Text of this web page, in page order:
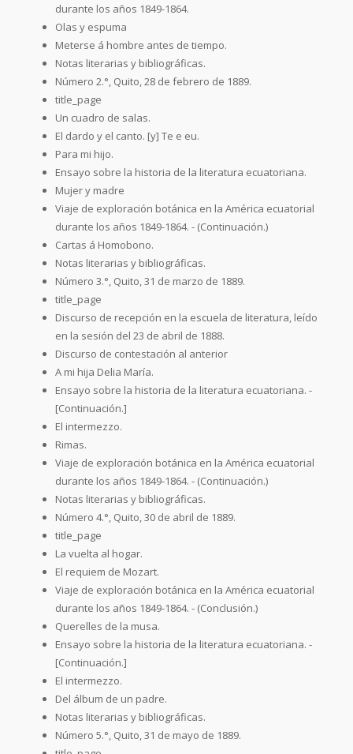
durante los años 1849-1864.
Olas y espuma
Meterse á hombre antes de tiempo.
Notas literarias y bibliográficas.
Número 2.°, Quito, 28 de febrero de 1889.
title_page
Un cuadro de salas.
El dardo y el canto. [y] Te e eu.
Para mi hijo.
Ensayo sobre la historia de la literatura ecuatoriana.
Mujer y madre
Viaje de exploración botánica en la América ecuatorial
durante los años 1849-1864. - (Continuación.)
Cartas á Homobono.
Notas literarias y bibliográficas.
Número 3.°, Quito, 31 de marzo de 1889.
title_page
Discurso de recepción en la escuela de literatura, leído
en la sesión del 23 de abril de 1888.
Discurso de contestación al anterior
A mi hija Delia María.
Ensayo sobre la historia de la literatura ecuatoriana. -
[Continuación.]
El intermezzo.
Rimas.
Viaje de exploración botánica en la América ecuatorial
durante los años 1849-1864. - (Continuación.)
Notas literarias y bibliográficas.
Número 4.°, Quito, 30 de abril de 1889.
title_page
La vuelta al hogar.
El requiem de Mozart.
Viaje de exploración botánica en la América ecuatorial
durante los años 1849-1864. - (Conclusión.)
Querelles de la musa.
Ensayo sobre la historia de la literatura ecuatoriana. -
[Continuación.]
El intermezzo.
Del álbum de un padre.
Notas literarias y bibliográficas.
Número 5.°, Quito, 31 de mayo de 1889.